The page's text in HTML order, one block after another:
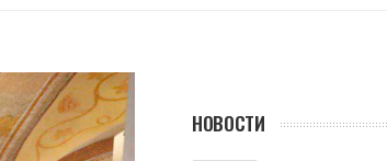
НОВОСТИ